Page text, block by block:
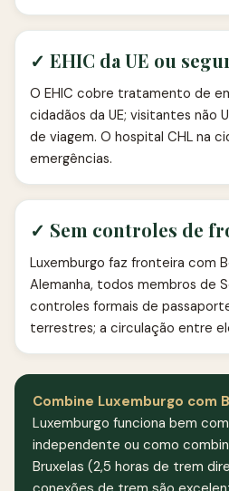
✓ EHIC da UE ou
O EHIC cobre tratamento de
cidadãos da UE; visitantes não
de viagem. O hospital CHL na
emergências.
✓ Sem controles de
Luxemburgo faz fronteira com
Alemanha, todos membros de
controles formais de
terrestres; a circulação entre
Combine Luxemburgo com
Luxemburgo funciona bem
independente ou como
Bruxelas (2,5 horas de trem